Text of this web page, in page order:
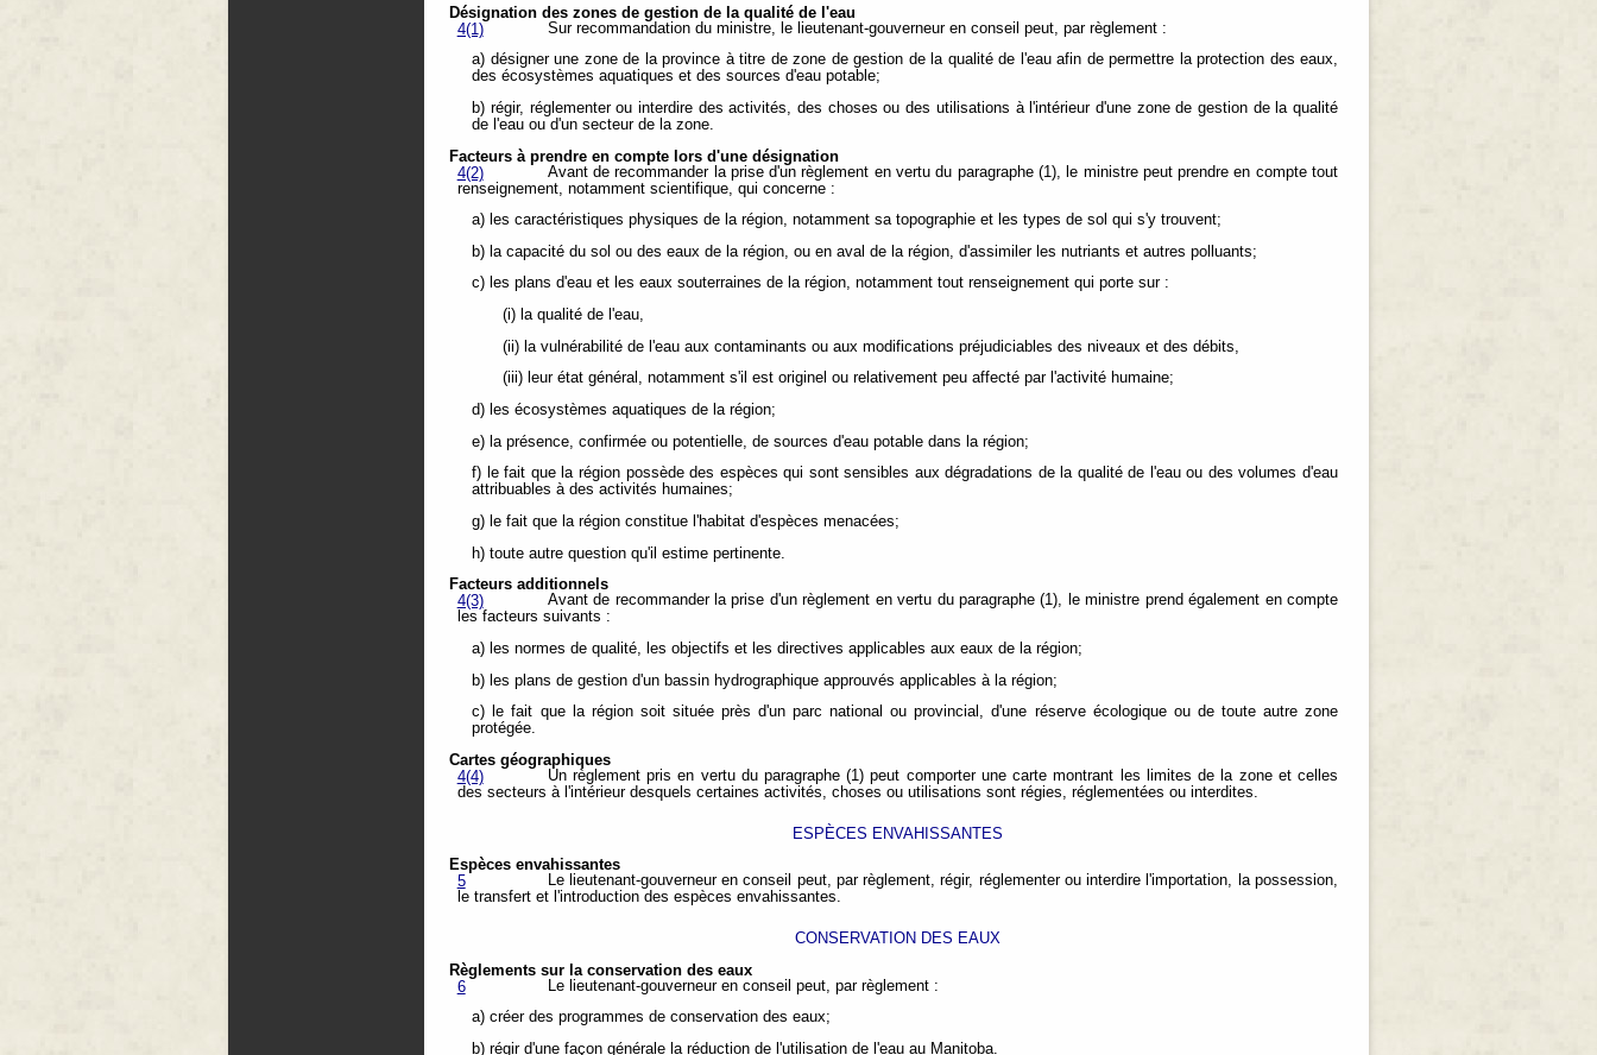
Désignation des zones de gestion de la qualité de l'eau
4(1)
Sur recommandation du ministre, le lieutenant-gouverneur en conseil peut, par règlement :
a) désigner une zone de la province à titre de zone de gestion de la qualité de l'eau afin de permettre la protection des eaux,
des écosystèmes aquatiques et des sources d'eau potable;
b) régir, réglementer ou interdire des activités, des choses ou des utilisations à l'intérieur d'une zone de gestion de la qualité
de l'eau ou d'un secteur de la zone.
Facteurs à prendre en compte lors d'une désignation
4(2)
Avant de recommander la prise d'un règlement en vertu du paragraphe (1), le ministre peut prendre en compte tout
renseignement, notamment scientifique, qui concerne :
a) les caractéristiques physiques de la région, notamment sa topographie et les types de sol qui s'y trouvent;
b) la capacité du sol ou des eaux de la région, ou en aval de la région, d'assimiler les nutriants et autres polluants;
c) les plans d'eau et les eaux souterraines de la région, notamment tout renseignement qui porte sur :
(i) la qualité de l'eau,
(ii) la vulnérabilité de l'eau aux contaminants ou aux modifications préjudiciables des niveaux et des débits,
(iii) leur état général, notamment s'il est originel ou relativement peu affecté par l'activité humaine;
d) les écosystèmes aquatiques de la région;
e) la présence, confirmée ou potentielle, de sources d'eau potable dans la région;
f) le fait que la région possède des espèces qui sont sensibles aux dégradations de la qualité de l'eau ou des volumes d'eau
attribuables à des activités humaines;
g) le fait que la région constitue l'habitat d'espèces menacées;
h) toute autre question qu'il estime pertinente.
Facteurs additionnels
4(3)
Avant de recommander la prise d'un règlement en vertu du paragraphe (1), le ministre prend également en compte
les facteurs suivants :
a) les normes de qualité, les objectifs et les directives applicables aux eaux de la région;
b) les plans de gestion d'un bassin hydrographique approuvés applicables à la région;
c) le fait que la région soit située près d'un parc national ou provincial, d'une réserve écologique ou de toute autre zone
protégée.
Cartes géographiques
4(4)
Un règlement pris en vertu du paragraphe (1) peut comporter une carte montrant les limites de la zone et celles
des secteurs à l'intérieur desquels certaines activités, choses ou utilisations sont régies, réglementées ou interdites.
ESPÈCES ENVAHISSANTES
Espèces envahissantes
5
Le lieutenant-gouverneur en conseil peut, par règlement, régir, réglementer ou interdire l'importation, la possession,
le transfert et l'introduction des espèces envahissantes.
CONSERVATION DES EAUX
Règlements sur la conservation des eaux
6
Le lieutenant-gouverneur en conseil peut, par règlement :
a) créer des programmes de conservation des eaux;
b) régir d'une façon générale la réduction de l'utilisation de l'eau au Manitoba.